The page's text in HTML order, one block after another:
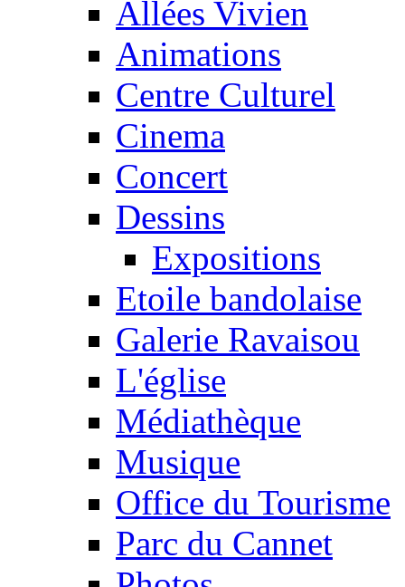
Allées Vivien
Animations
Centre Culturel
Cinema
Concert
Dessins
Expositions
Etoile bandolaise
Galerie Ravaisou
L'église
Médiathèque
Musique
Office du Tourisme
Parc du Cannet